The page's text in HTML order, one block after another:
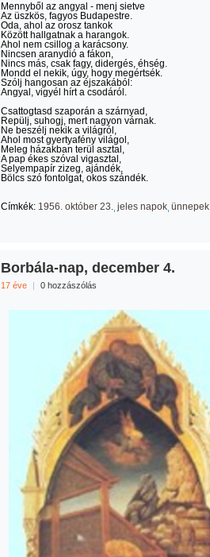
Mennyből az angyal - menj sietve
Az üszkös, fagyos Budapestre.
Oda, ahol az orosz tankok
Között hallgatnak a harangok.
Ahol nem csillog a karácsony.
Nincsen aranydió a fákon,
Nincs más, csak fagy, didergés, éhség.
Mondd el nekik, úgy, hogy megértsék.
Szólj hangosan az éjszakából:
Angyal, vigyél hírt a csodáról.
Csattogtasd szaporán a szárnyad,
Repülj, suhogj, mert nagyon várnak.
Ne beszélj nekik a világról,
Ahol most gyertyafény világol,
Meleg házakban terül asztal,
A pap ékes szóval vigasztal,
Selyempapír zizeg, ajándék,
Bölcs szó fontolgat, okos szándék.
Címkék: 1956. október 23. jeles napok ünnepek
Borbála-nap, december 4.
17 éve | 0 hozzászólás